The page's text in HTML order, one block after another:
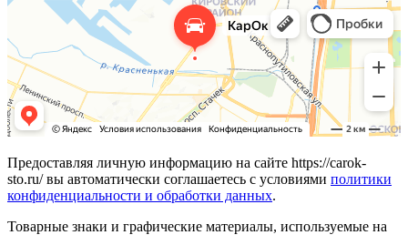
Предоставляя личную информацию на сайте https://carok-
sto.ru/ вы автоматически соглашаетесь с условиями политики
конфиденциальности и обработки данных.
Товарные знаки и графические материалы, используемые на